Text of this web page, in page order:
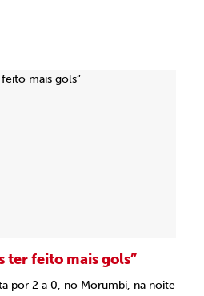
ter feito mais gols”
por 2 a 0, no Morumbi, na noite